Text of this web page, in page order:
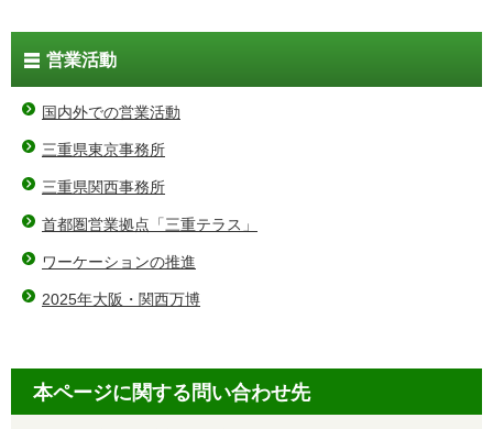
営業活動
国内外での営業活動
三重県東京事務所
三重県関西事務所
首都圏営業拠点「三重テラス」
ワーケーションの推進
2025年大阪・関西万博
本ページに関する問い合わせ先